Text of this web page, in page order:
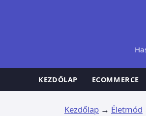
KEZDŐLAP ECOMMERCE
Kezdőlap → Életmód